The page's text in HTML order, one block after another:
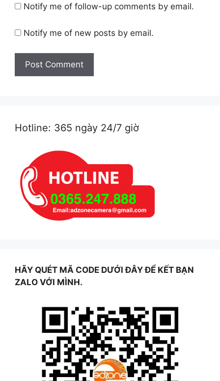
Notify me of follow-up comments by email.
Notify me of new posts by email.
Hotline: 365 ngày 24/7 giờ
HÃY QUÉT MÃ CODE DƯỚI ĐÂY ĐỂ KẾT BẠN
ZALO VỚI MÌNH.